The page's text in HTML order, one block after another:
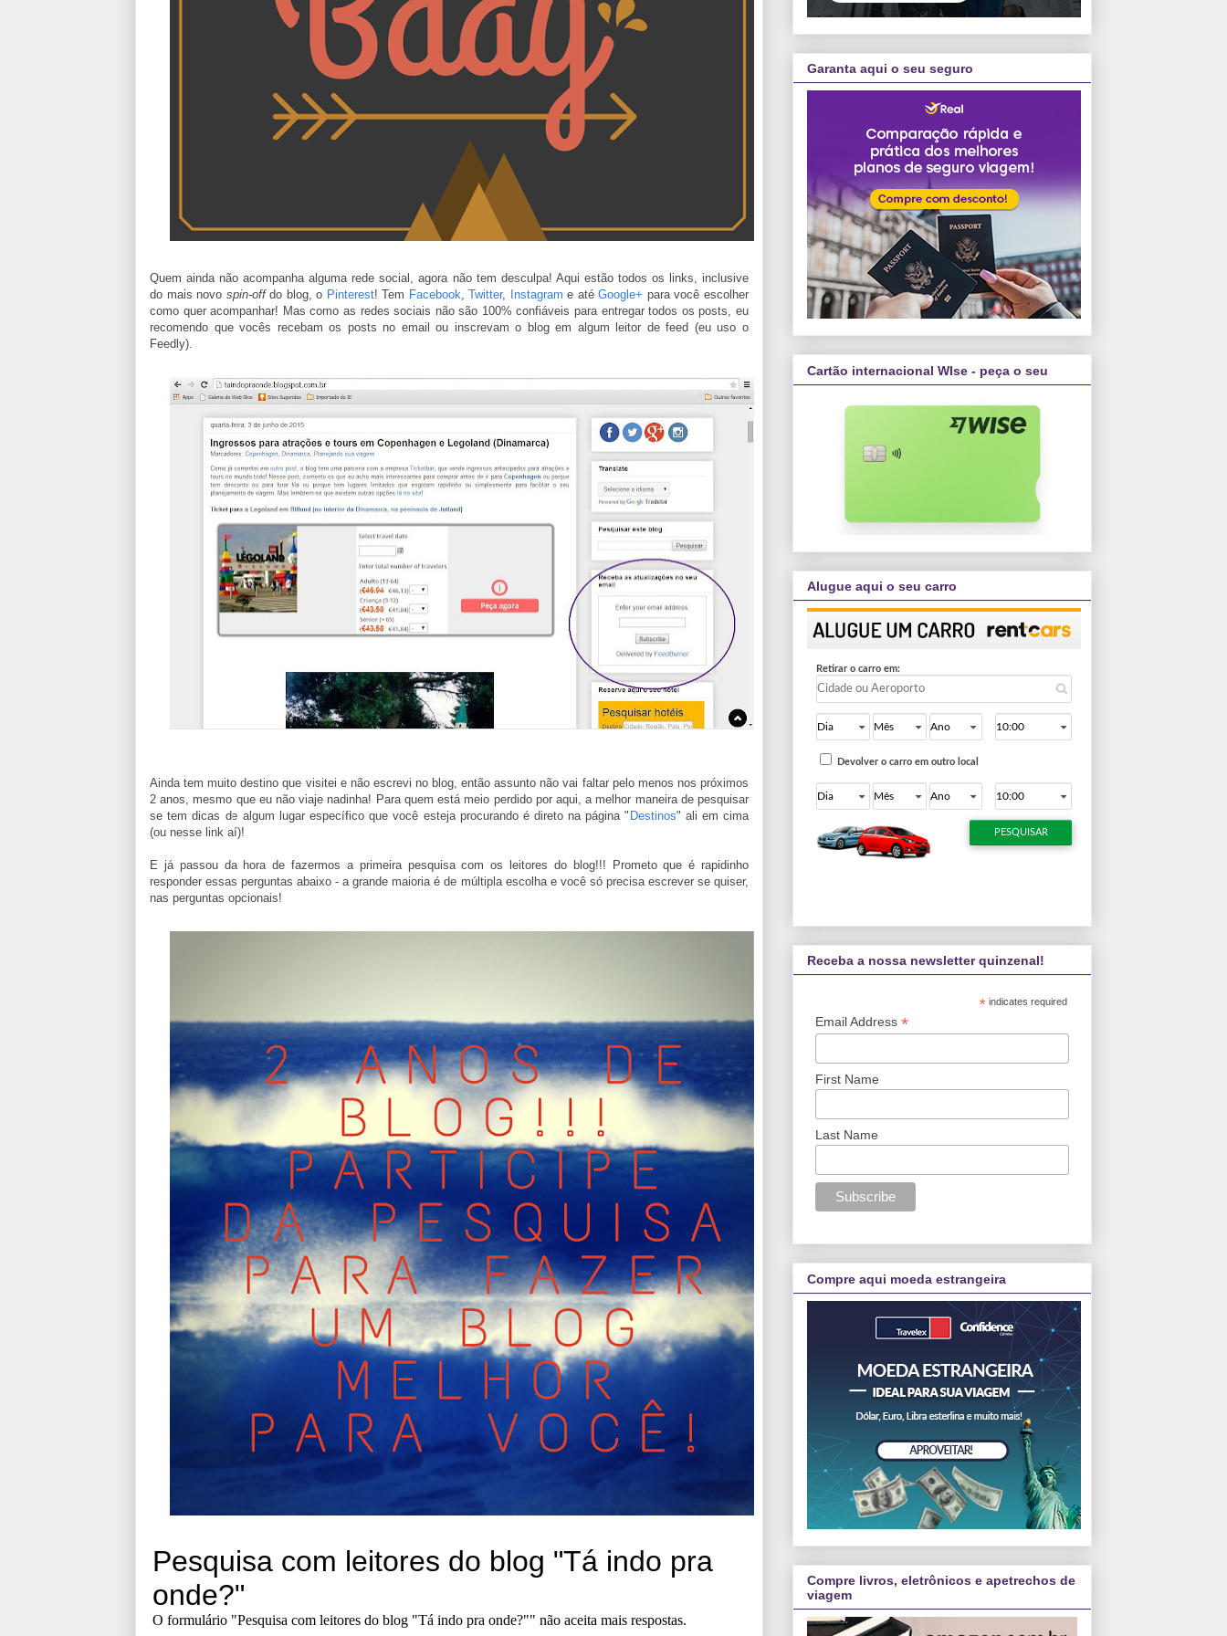
Quem ainda não acompanha alguma rede social, agora não tem desculpa! Aqui estão todos os links, inclusive
do mais novo spin-offdo blog, o Pinterest! Tem Facebook ,Twitter, Instagram e atéGoogle+ para você escolher
como quer acompanhar! Mas como as redes sociais não são 100% confiáveis para entregar todos os posts, eu
recomendo que vocês recebam os posts no email ou inscrevam o blog em algum leitor de feed (eu uso o
Feedly).
Ainda tem muito destino que visitei e não escrevi no blog, então assunto não vai faltar pelo menos nos próximos
2 anos, mesmo que eu não viaje nadinha! Para quem está meio perdido por aqui, a melhor maneira de pesquisar
se tem dicas de algum lugar específico que você esteja procurando é direto na página " Destinos" ali em cima
(ou nesse link aí)!
E já passou da hora de fazermos a primeira pesquisa com os leitores do blog!!! Prometo que é rapidinho
responder essas perguntas abaixo - a grande maioria é de múltipla escolha e você só precisa escrever se quiser,
nas perguntas opcionais!
Garanta aqui o seu seguro
Cartão internacional WIse - peça o seu
Alugue aqui o seu carro
Receba a nossa newsletter quinzenal!
*indicates required
Email Address *
First Name
Last Name
Compre aqui moeda estrangeira
Compre livros, eletrônicos e apetrechos de
viagem